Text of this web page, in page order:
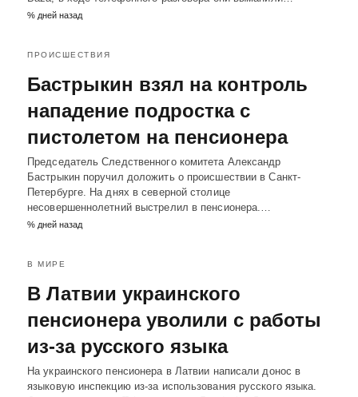
% дней назад
ПРОИСШЕСТВИЯ
Бастрыкин взял на контроль
нападение подростка с
пистолетом на пенсионера
Председатель Следственного комитета Александр
Бастрыкин поручил доложить о происшествии в Санкт-
Петербурге. На днях в северной столице
несовершеннолетний выстрелил в пенсионера.…
% дней назад
В МИРЕ
В Латвии украинского
пенсионера уволили с работы
из-за русского языка
На украинского пенсионера в Латвии написали донос в
языковую инспекцию из-за использования русского языка.